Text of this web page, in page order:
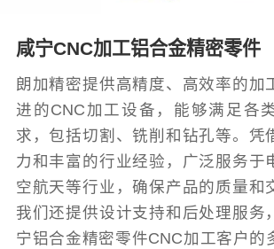
咸宁CNC加工铝合金精密零件
朗加精密提供高精度、高效率的加
进的CNC加工设备，能够满足各
求，包括切割、铣削和钻孔等。凭
力和丰富的行业经验，广泛服务于
空航天等行业，确保产品的质量和
我们还提供设计支持和后处理服务
宁铝合金精密零件CNC加工客户的